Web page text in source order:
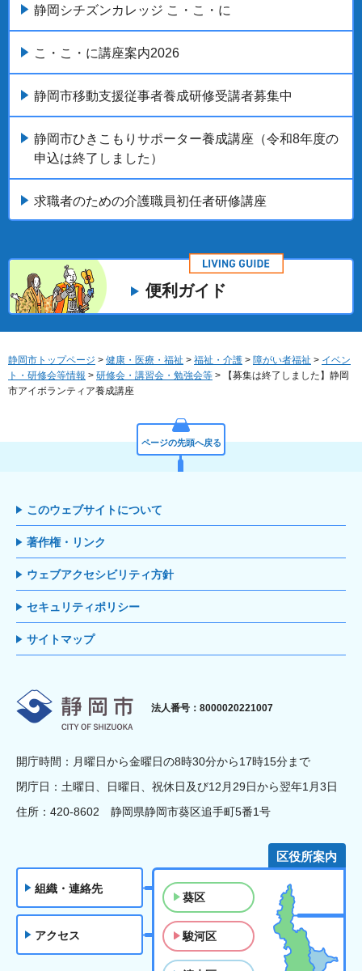
静岡シチズンカレッジ こ・こ・に
こ・こ・に講座案内2026
静岡市移動支援従事者養成研修受講者募集中
静岡市ひきこもりサポーター養成講座（令和8年度の
申込は終了しました）
求職者のための介護職員初任者研修講座
便利ガイド
静岡市トップページ > 健康・医療・福祉 > 福祉・介護 > 障がい者福祉 > イベン
ト・研修会等情報 > 研修会・講習会・勉強会等 > 【募集は終了しました】静岡
市アイボランティア養成講座
ページの先頭へ戻る
このウェブサイトについて
著作権・リンク
ウェブアクセシビリティ方針
セキュリティポリシー
サイトマップ
静岡市
法人番号：8000020221007
開庁時間：月曜日から金曜日の8時30分から17時15分まで
閉庁日：土曜日、日曜日、祝休日及び12月29日から翌年1月3日
住所：420-8602 静岡県静岡市葵区追手町5番1号
組織・連絡先
アクセス
区役所案内
葵区
駿河区